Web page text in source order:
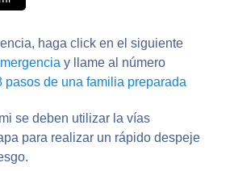
haga click en el siguiente
y llame al número
pasos de una familia preparada
se deben utilizar la vías
para realizar un rápido despeje